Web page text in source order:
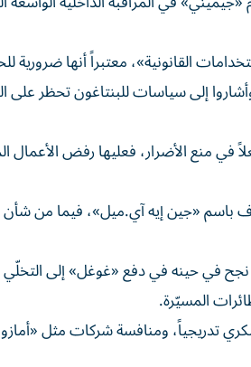
القانونية»، معتبراً أنها ضرورية
إلى سياسات للبنتاغون تحظر
في منع الأضرار، فعليها رفض
باسم «جين إيه آي.ميل»، فيما من شأن
حملة الموظفين إلى حَراك شهدته الشركة في عام 2018، نجح في حينه
المسيّرة.
تدريجياً، ومنافسة شركات مثل